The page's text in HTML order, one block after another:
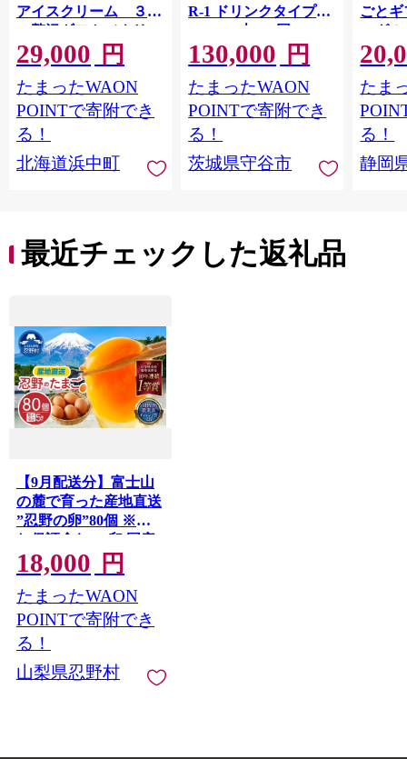
アイスクリーム ３種
の贅沢ギフト（クリス
ピー・バー・アソート
ボックス）_H0016-123
29,000 円
たまったWAON
POINTで寄附でき
る！
北海道浜中町
R-1 ドリンクタイプ
112g×24本×12回 ヨー
グルトドリンク◇
130,000 円
たまったWAON
POINTで寄附でき
る！
茨城県守谷市
ごと
ーグ
キ メ
ン チ
たま
る！
静岡
最近チェックした返礼品
【9月配送分】富士山
の麓で育った産地直送
”忍野の卵”80個 ※割
れ保証含む [卵 国産
産地直送 生卵 玉子 た
まご 卵かけご飯 卵焼
き 親子丼 目玉焼き す
き焼き オムライス オ
ムレツ スイーツ作り
料理 調理 人気 鶏卵 鶏
新鮮 山梨県 忍野村]
18,000 円
たまったWAON
POINTで寄附でき
る！
山梨県忍野村